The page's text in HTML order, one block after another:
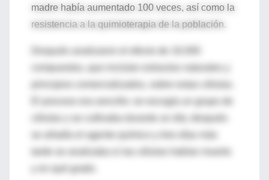
madre había aumentado 100 veces, así como la
resistencia a la quimioterapia de la población.
El proceso era sencillo: se escogía un grupo de
se añadía el agente químico y tres días más